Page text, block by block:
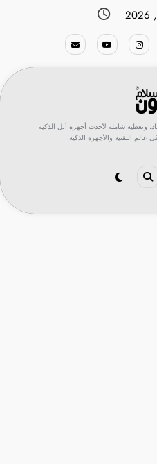
وتغطية شاملة لأحدث أجهزة أبل الذكية
عالم التقنية والأجهزة الذكية.